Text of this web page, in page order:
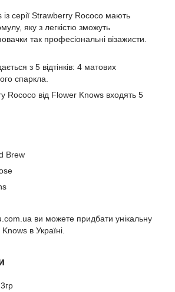
із серії Strawberry Rococo мають
яку з легкістю зможуть
так професіональні візажисти.
з 5 відтінків: 4 матових
спаркла.
Rococo від Flower Knows входять 5
Brew
ви можете придбати унікальну
в Україні.